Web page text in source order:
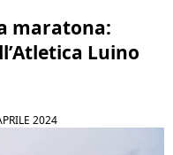
maratona:
Luino
2024